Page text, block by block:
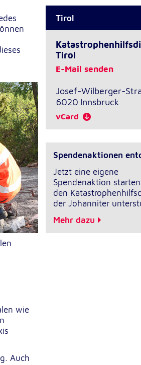
wie
Auch
Tirol
Tirol
E-Mail senden
Josef-Wilberger-
6020 Innsbruck
vCard
Spendenaktionen
Jetzt eine eigene
Spendenaktion
den
der Johanniter
Mehr dazu